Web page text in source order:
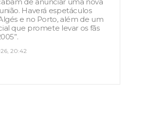
Haverá espetáculos
e no Porto, além de um
que promete levar os fãs
20:42